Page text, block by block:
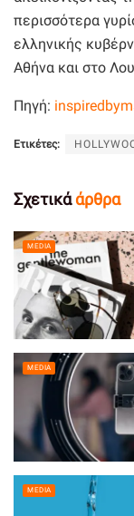
περισσότερα
ελληνικής
Αθήνα και στο
Πηγή:
Ετικέτες:
Σχετικάάρθρα
MEDIA
MEDIA
MEDIA